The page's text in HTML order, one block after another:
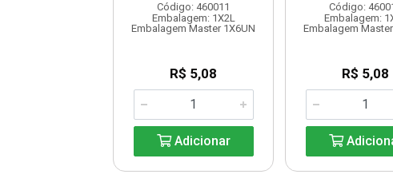
Código: 460011
Embalagem: 1X2L
Embalagem Master 1X6UN
R$ 5,08
Adicionar
Código:
Embalagem:
Embalagem
R$ 5,08